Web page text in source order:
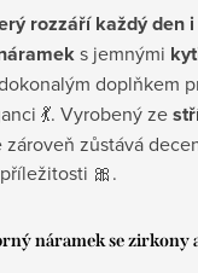
rozzáří každý den
s jemnými
doplňkem
💃. Vyrobený ze
zároveň zůstává
🎀.
náramek se zirkony